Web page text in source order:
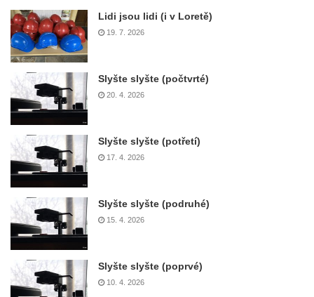
Lidi jsou lidi (i v Loretě)
19. 7. 2026
Slyšte slyšte (počtvrté)
20. 4. 2026
Slyšte slyšte (potřetí)
17. 4. 2026
Slyšte slyšte (podruhé)
15. 4. 2026
Slyšte slyšte (poprvé)
10. 4. 2026